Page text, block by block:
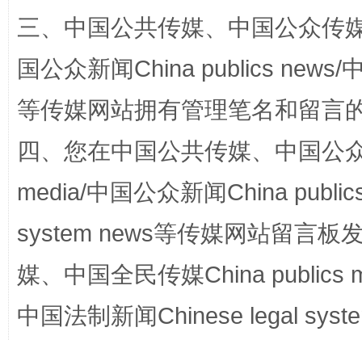
漫山遍野的桃花与雪山、麦地、白藏房 除
三、中国公共传媒、中国公众传
国公众新闻China publics news/
等传媒网站拥有管理笔名和留言
四、您在中国公共传媒、中国公
media/中国公众新闻China
system news等传媒网站留言板
媒、中国全民传媒China publics
中国法制新闻Chinese legal